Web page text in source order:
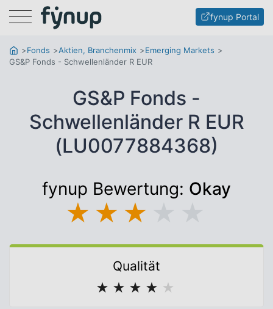
Menu fynup Portal
Fonds Aktien, Branchenmix
Emerging Markets
GS&P Fonds - Schwellenländer R EUR
GS&P Fonds -
Schwellenländer R EUR
(LU0077884368)
fynup Bewertung: Okay
★ ★ ★
Qualität
★ ★ ★ ★ ★